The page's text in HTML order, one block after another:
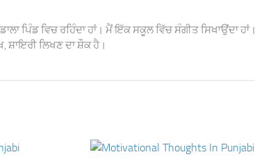
ਪਿੰਡ ਵਿਚ ਰਹਿੰਦਾ ਹਾਂ। ਮੈਂ ਇੱਕ ਸਕੂਲ ਵਿੱਚ ਸੰਗੀਤ ਸਿਖਾਉਂਦਾ ਹਾਂ।
ਸ਼ਾਇਰੀ ਲਿਖਣ ਦਾ ਸ਼ੌਕ ਹੈ।